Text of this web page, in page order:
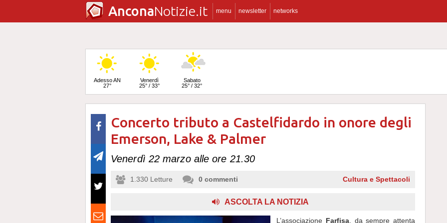
AnconaNotizie.it menu newsletter networks
Adesso AN
27°
Venerdì
25° / 33°
Sabato
25° / 32°
Domenica
25° / 32°
Concerto tributo a Castelfidardo in onore degli
Emerson, Lake & Palmer
Venerdì 22 marzo alle ore 21.30
1.330 Letture 0 commenti Cultura e Spettacoli
ASCOLTA LA NOTIZIA
L’associazione Farfisa, da sempre attenta